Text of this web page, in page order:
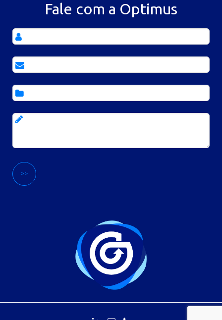
Fale com a Optimus